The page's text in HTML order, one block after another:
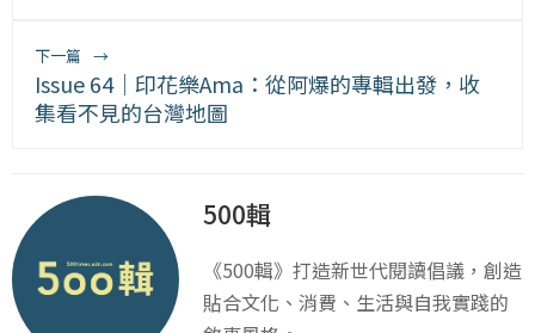
下一篇 →
Issue 64｜印花樂Ama：從阿爆的專輯出發，收
集看不見的台灣地圖
500輯
《500輯》打造新世代閱讀倡議，創造
貼合文化、消費、生活與自我實踐的